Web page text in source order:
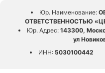
Юр. Наименование:
ОТВЕТСТВЕННОСТЬЮ
Юр. Адрес: 143300,
ул
ИНН:5030100442